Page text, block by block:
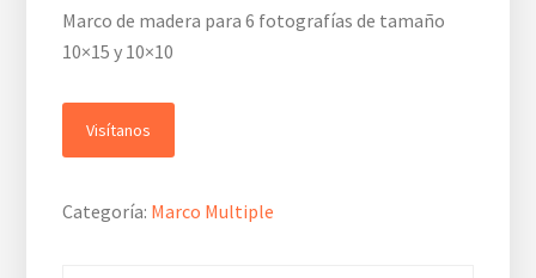
Marco de madera para 6 fotografías de tamaño
10×15 y 10×10
Visítanos
Categoría: Marco Multiple